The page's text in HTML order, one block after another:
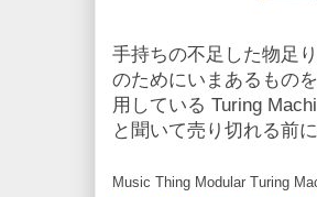
手持ちの不足した物足
のためにいまあるもの
用している Turing
と聞いて売り切れる前
Music Thing Modular Turing